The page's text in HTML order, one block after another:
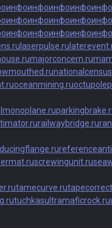
инфоинфоинфоинфоинфо
инфоинфоинфоинфоинфо
инфоинфоинфоинфоинфо
laserpulse.ru
majorconcern.ru
oceanmining.ru
railwaybridge.ru
screwingunit.ru
tamecurve.ru
tuchkasultramaficrock.ru